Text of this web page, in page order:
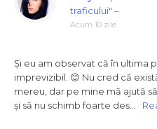
traficului" –
Acum 10 zile
Și eu am observat că în ultima
imprevizibil. 😊 Nu cred că
mereu, dar pe mine mă ajută
și să nu schimb foarte des…